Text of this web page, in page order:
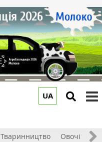
UA
Тваринництво Овочі та